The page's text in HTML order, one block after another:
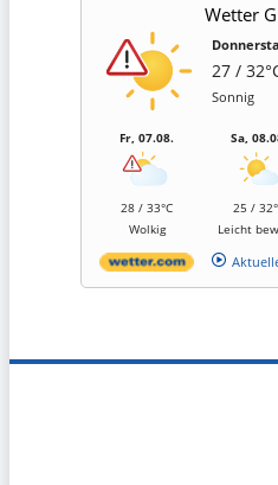
Wetter
27 /
Sonnig
Fr, 07.08.
28 / 33°C
Wolkig
Sa,
25 /
Leicht